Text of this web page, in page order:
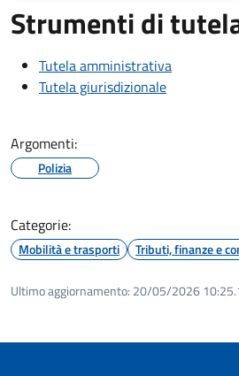
Strumenti di
Tutela amministrativa
Tutela giurisdizionale
Argomenti:
Polizia
Categorie:
Mobilità e trasporti Tributi, finanze e
Ultimo aggiornamento: 20/05/2026